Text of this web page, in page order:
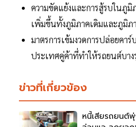
ความขัดแย้งและการสู้รบในภูมิ
เพิ่มขึ้นทั้งภูมิภาคเดิมและภูมิภ
มาตรการเข้มงวดการปล่อยคา
ประเทศคู่ค้าที่ทำให้รถยนต์บาง
ข่าวที่เกี่ยวข้อง
หนี้เสียรถยนต์พุ่